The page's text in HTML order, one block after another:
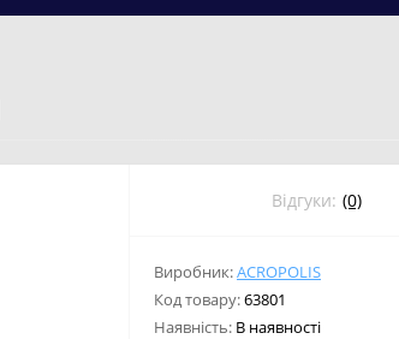
Відгуки: (0)
Виробник:ACROPOLIS
Код товару:63801
Наявність: В наявності